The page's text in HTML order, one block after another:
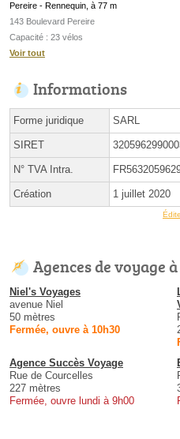
Pereire - Rennequin, à 77 m
143 Boulevard Pereire
Capacité : 23 vélos
Voir tout
Informations
Forme juridique SARL
SIRET
N° TVA Intra.
Création 1 juillet 2020
Agences de voyage
Niel's Voyages
avenue Niel
50 mètres
Fermée, ouvre à 10h30
Agence Succès Voyage
Rue de Courcelles
227 mètres
Fermée, ouvre lundi à 9h00